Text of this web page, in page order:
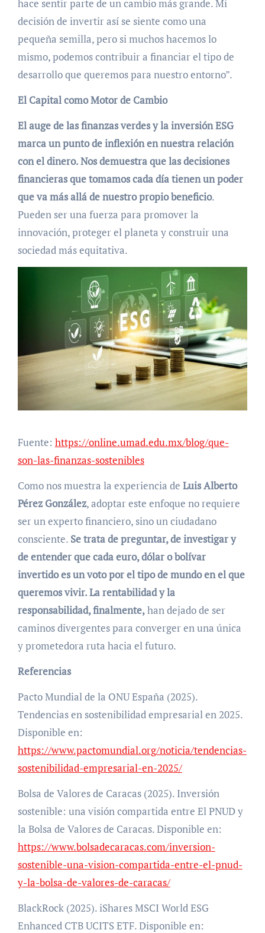
hace sentir parte de un cambio más grande. Mi
decisión de invertir así se siente como una
pequeña semilla, pero si muchos hacemos lo
mismo, podemos contribuir a financiar el tipo de
desarrollo que queremos para nuestro entorno”.
El Capital como Motor de Cambio
El auge de las finanzas verdes y la inversión ESG
marca un punto de inflexión en nuestra relación
con el dinero. Nos demuestra que las decisiones
financieras que tomamos cada día tienen un poder
que va más allá de nuestro propio beneficio.
Pueden ser una fuerza para promover la
innovación, proteger el planeta y construir una
sociedad más equitativa.
Fuente: https://online.umad.edu.mx/blog/que-
son-las-finanzas-sostenibles
Como nos muestra la experiencia de Luis Alberto
Pérez González, adoptar este enfoque no requiere
ser un experto financiero, sino un ciudadano
consciente. Se trata de preguntar, de investigar y
de entender que cada euro, dólar o bolívar
invertido es un voto por el tipo de mundo en el que
queremos vivir. La rentabilidad y la
responsabilidad, finalmente,han dejado de ser
caminos divergentes para converger en una única
y prometedora ruta hacia el futuro.
Referencias
Pacto Mundial de la ONU España (2025).
Tendencias en sostenibilidad empresarial en 2025.
Disponible en:
https://www.pactomundial.org/noticia/tendencias-
sostenibilidad-empresarial-en-2025/
Bolsa de Valores de Caracas (2025). Inversión
sostenible: una visión compartida entre El PNUD y
la Bolsa de Valores de Caracas. Disponible en:
https://www.bolsadecaracas.com/inversion-
sostenible-una-vision-compartida-entre-el-pnud-
y-la-bolsa-de-valores-de-caracas/
BlackRock (2025). iShares MSCI World ESG
Enhanced CTB UCITS ETF. Disponible en: